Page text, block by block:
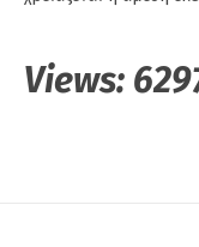
Views: